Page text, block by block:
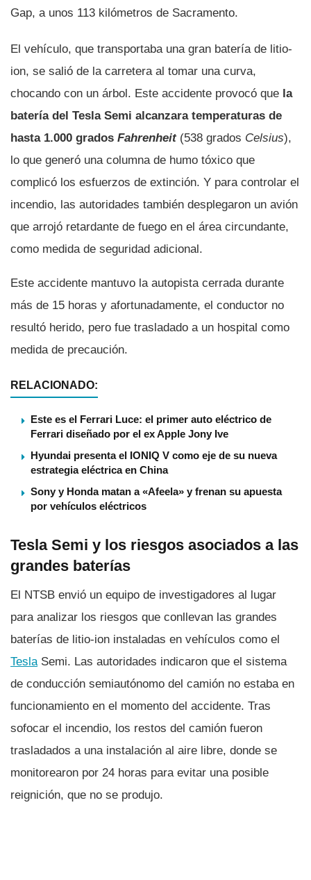
Gap, a unos 113 kilómetros de Sacramento.
El vehículo, que transportaba una gran batería de litio-
ion, se salió de la carretera al tomar una curva,
chocando con un árbol. Este accidente provocó que la
batería del Tesla Semi alcanzara temperaturas de
hasta 1.000 grados Fahrenheit(538 grados Celsius),
lo que generó una columna de humo tóxico que
complicó los esfuerzos de extinción. Y para controlar el
incendio, las autoridades también desplegaron un avión
que arrojó retardante de fuego en el área circundante,
como medida de seguridad adicional.
Este accidente mantuvo la autopista cerrada durante
más de 15 horas y afortunadamente, el conductor no
resultó herido, pero fue trasladado a un hospital como
medida de precaución.
RELACIONADO:
Este es el Ferrari Luce: el primer auto eléctrico de
Ferrari diseñado por el ex Apple Jony Ive
Hyundai presenta el IONIQ V como eje de su nueva
estrategia eléctrica en China
Sony y Honda matan a «Afeela» y frenan su apuesta
por vehículos eléctricos
Tesla Semi y los riesgos asociados a las
grandes baterías
El NTSB envió un equipo de investigadores al lugar
para analizar los riesgos que conllevan las grandes
baterías de litio-ion instaladas en vehículos como el
TeslaSemi. Las autoridades indicaron que el sistema
de conducción semiautónomo del camión no estaba en
funcionamiento en el momento del accidente. Tras
sofocar el incendio, los restos del camión fueron
trasladados a una instalación al aire libre, donde se
monitorearon por 24 horas para evitar una posible
reignición, que no se produjo.